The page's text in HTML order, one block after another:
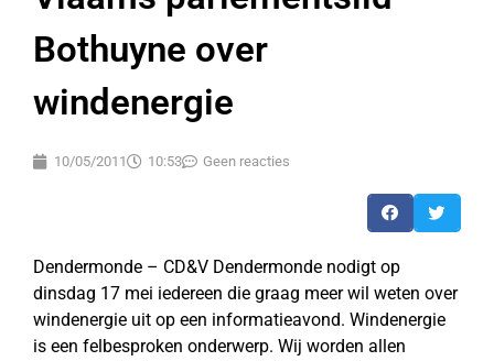
Bothuyne over
windenergie
10/05/2011 10:53 Geen reacties
Dendermonde – CD&V Dendermonde nodigt op
dinsdag 17 mei iedereen die graag meer wil weten over
windenergie uit op een informatieavond. Windenergie
is een felbesproken onderwerp. Wij worden allen